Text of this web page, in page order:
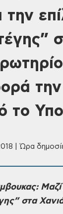
την
την
το
| Ώρα
στα